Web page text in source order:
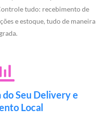
tudo: recebimento de
e estoque, tudo de maneira
Seu Delivery e
Local